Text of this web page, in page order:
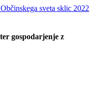
sveta sklic 2022
gospodarjenje z